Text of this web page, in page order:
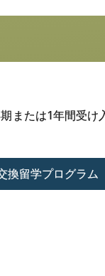
または1年間受け
換留学プログラム